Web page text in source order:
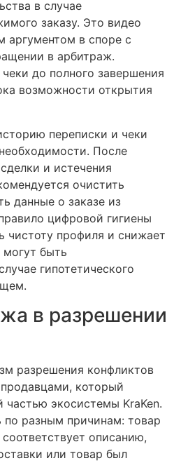
в случае
заказу. Это видео
в споре с
в арбитраж.
до полного завершения
возможности открытия
переписки и чеки
После
и истечения
очистить
данные о заказе из
цифровой гигиены
чистоту профиля и снижает
быть
гипотетического
в разрешении
разрешения конфликтов
который
частью экосистемы KraKen.
по разным причинам: товар
описанию,
или товар был